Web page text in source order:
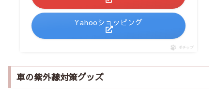
Yahooショッピング
ポチップ
車の紫外線対策グッズ